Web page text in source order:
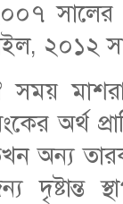
সালের
২০১২
সময়
অর্থ
অন্য
দৃষ্টান্ত